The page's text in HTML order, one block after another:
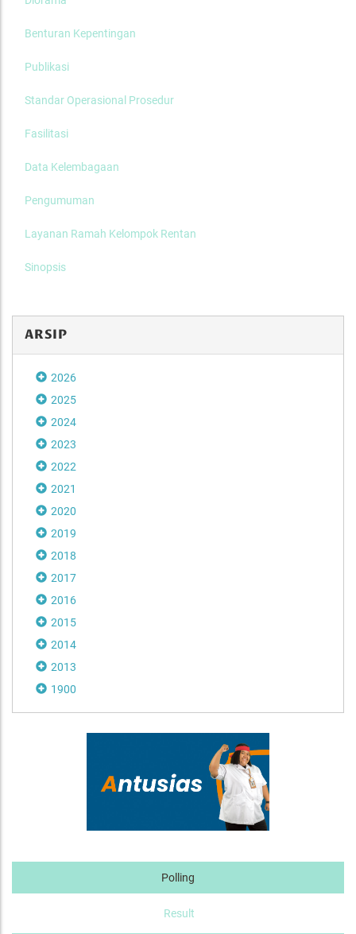
Benturan Kepentingan
Publikasi
Standar Operasional Prosedur
Fasilitasi
Data Kelembagaan
Pengumuman
Layanan Ramah Kelompok Rentan
Sinopsis
ARSIP
2026
2025
2024
2023
2022
2021
2020
2019
2018
2017
2016
2015
2014
2013
1900
Polling
Result